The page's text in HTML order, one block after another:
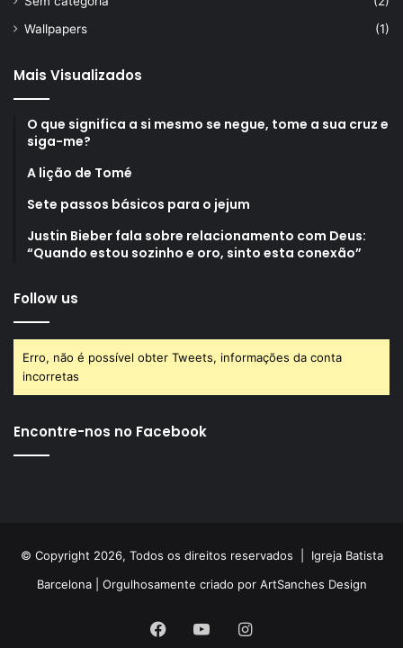
Wallpapers
(1)
Mais Visualizados
O que significa a si mesmo se negue, tome a sua cruz e
siga-me?
A lição de Tomé
Sete passos básicos para o jejum
Justin Bieber fala sobre relacionamento com Deus:
“Quando estou sozinho e oro, sinto esta conexão”
Follow us
Erro, não é possível obter Tweets, informações da conta
incorretas
Encontre-nos no Facebook
© Copyright 2026, Todos os direitos reservados | Igreja Batista
Barcelona| Orgulhosamente criado por ArtSanches Design
Facebook
YouTubeInstagram